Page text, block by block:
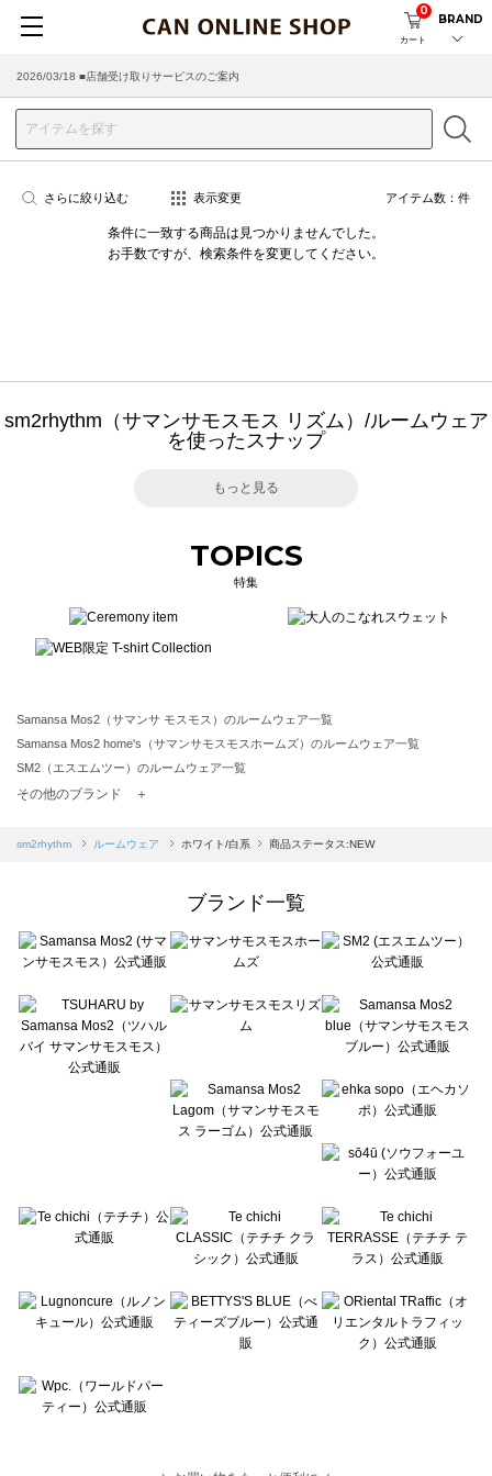
カート
0
BRAND
2026/03/18 ■店舗受け取りサービスのご案内
さらに絞り込む 表示変更 アイテム数： 件
条件に一致する商品は見つかりませんでした。
お手数ですが、検索条件を変更してください。
sm2rhythm（サマンサモスモス リズム）/ルームウェア
を使ったスナップ
もっと見る
TOPICS
特集
Samansa Mos2（サマンサ モスモス）のルームウェア一覧
Samansa Mos2 home's（サマンサモスモスホームズ）のルームウェア一覧
SM2（エスエムツー）のルームウェア一覧
TSUHARU by Samansa Mos2（ツハルバイサマンサモスモス）のルームウェア一覧
Samansa Mos2 blue（サマンサモスモス ブルー）のルームウェア一覧
sō4ū（ソウフォーユー）のルームウェア一覧
Te chichi（テチチ）のルームウェア一覧
Te chichi CLASSIC（テチチ クラシック）のルームウェア一覧
Lugnoncure（ルノンキュール）のルームウェア一覧
BETTY'S BLUE（べティーズブルー）のルームウェア一覧
Wpc.（ワールドパーティー）のルームウェア一覧
その他のブランド ＋
sm2rhythm ルームウェア ホワイト/白系 商品ステータス:NEW
ブランド一覧